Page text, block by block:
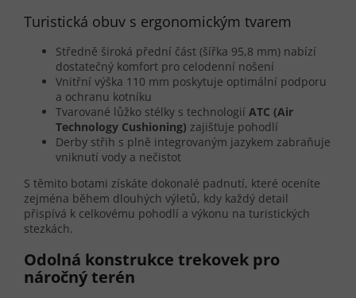
Turistická obuv s ergonomickým tvarem
Středně široká přední část (šířka 95,8 mm) nabízí
dostatečný komfort pro celodenní nošení
Vnitřní výška 110 mm poskytuje optimální podporu
a ochranu kotníku
Tvarované lůžko stélky s technologií ATC (Air
Technology Cushioning) zajišťuje pohodlí
Derby střih s plně integrovaným jazykem zabraňuje
vniknutí vody a nečistot
S těmito botami získáte dokonalé padnutí, které oceníte
zejména během dlouhých výletů, kdy každý detail
přispívá k celkovému pohodlí a výkonu na turistických
stezkách.
Odolná konstrukce trekovek pro
náročný terén